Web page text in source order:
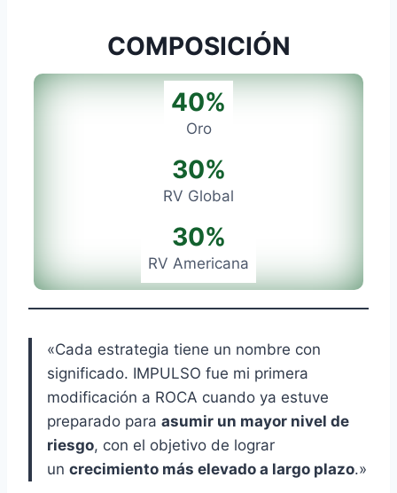
COMPOSICIÓN
40%
Oro
30%
RV Global
30%
RV Americana
«Cada estrategia tiene un nombre con
significado. IMPULSO fue mi primera
modificación a ROCA cuando ya estuve
preparado para asumir un mayor nivel de
riesgo, con el objetivo de lograr
un crecimiento más elevado a largo plazo.»